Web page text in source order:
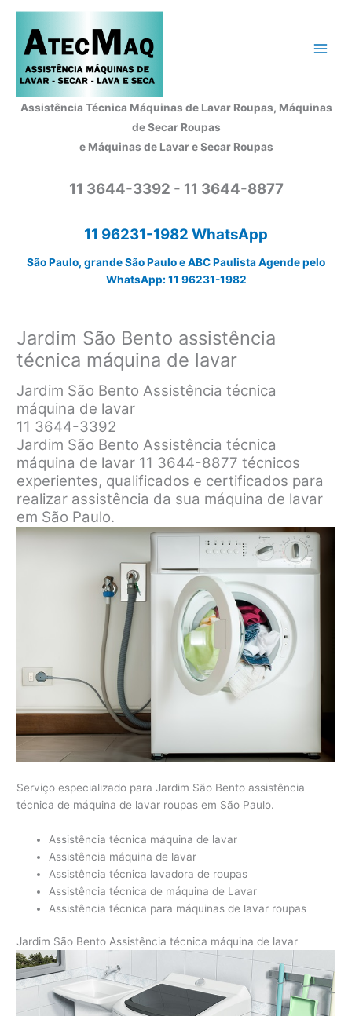
Assistência Técnica Máquinas de Lavar Roupas, Máquinas
de Secar Roupas
e Máquinas de Lavar e Secar Roupas
11 3644-3392 - 11 3644-8877
11 96231-1982 WhatsApp
São Paulo, grande São Paulo e ABC Paulista Agende pelo
WhatsApp: 11 96231-1982
Jardim São Bento assistência
técnica máquina de lavar
Jardim São Bento Assistência técnica
máquina de lavar
11 3644-3392
Jardim São Bento Assistência técnica
máquina de lavar 11 3644-8877 técnicos
experientes, qualificados e certificados para
realizar assistência da sua máquina de lavar
em São Paulo.
Serviço especializado para Jardim São Bento assistência
técnica de máquina de lavar roupas em São Paulo.
Assistência técnica máquina de lavar
Assistência máquina de lavar
Assistência técnica lavadora de roupas
Assistência técnica de máquina de Lavar
Assistência técnica para máquinas de lavar roupas
Jardim São Bento Assistência técnica máquina de lavar